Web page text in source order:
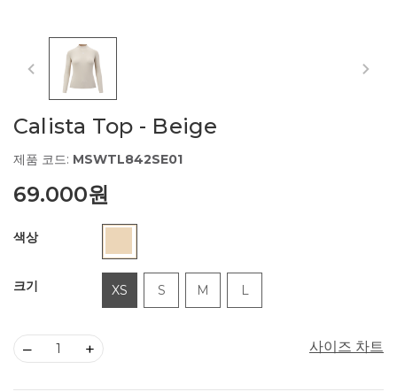
Calista Top - Beige
제품 코드: MSWTL842SE01
69.000원
색상
크기 XS S M L
사이즈 차트
– +